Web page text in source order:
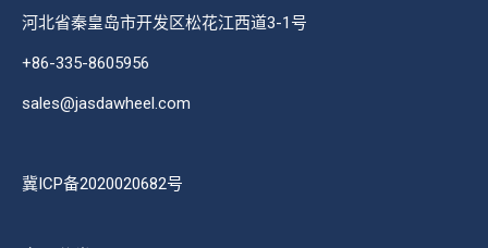
河北省秦皇岛市开发区松花江西道3-1号
+86-335-8605956
sales@jasdawheel.com
冀ICP备2020020682号